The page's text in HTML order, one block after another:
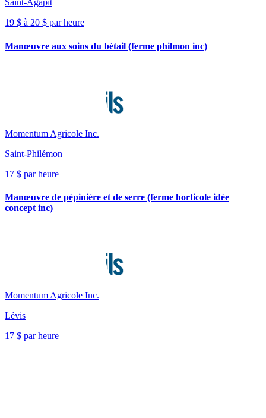
Saint-Agapit
19 $ à 20 $ par heure
Manœuvre aux soins du bétail (ferme philmon inc)
Momentum Agricole Inc.
Saint-Philémon
17 $ par heure
Manœuvre de pépinière et de serre (ferme horticole idée
concept inc)
Momentum Agricole Inc.
Lévis
17 $ par heure